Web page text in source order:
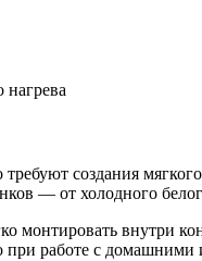
создания
— от холодного
монтировать внутри
при работе с домашними